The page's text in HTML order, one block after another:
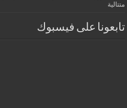
متتالية
تابعونا على فيسبوك